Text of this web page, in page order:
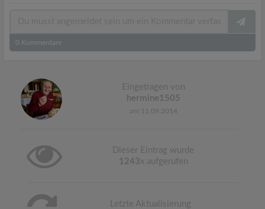
0 Kommentare
Eingetragen von
hermine1505
am 11.09.2014
Dieser Eintrag wurde
1243x aufgerufen
Letzte Aktualisierung